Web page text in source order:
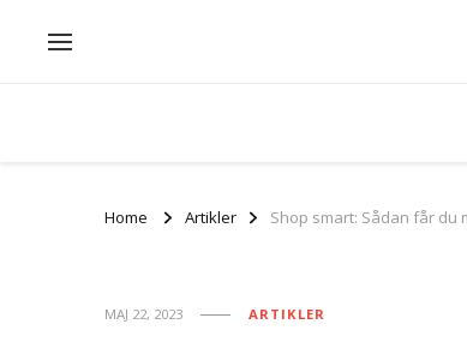
Home Artikler Shop smart: Sådan får
MAJ 22, 2023 ARTIKLER